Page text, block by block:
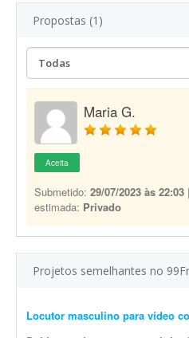
Propostas (1)
Maria G.
Aceita
Submetido: 29/07/2023 às 22:03
estimada: Privado
Projetos semelhantes no
Locutor masculino para vídeo